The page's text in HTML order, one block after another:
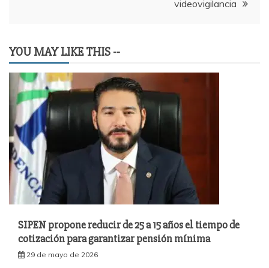
videovigilancia
YOU MAY LIKE THIS --
SIPEN propone reducir de 25 a 15 años el tiempo de
cotización para garantizar pensión mínima
29 de mayo de 2026